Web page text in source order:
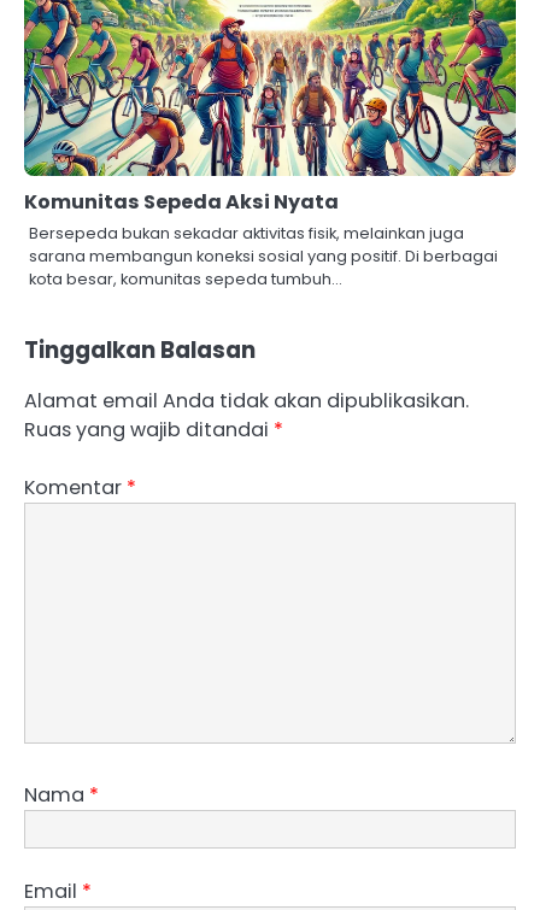
Komunitas Sepeda Aksi Nyata
Bersepeda bukan sekadar aktivitas fisik, melainkan juga
sarana membangun koneksi sosial yang positif. Di berbagai
kota besar, komunitas sepeda tumbuh…
Tinggalkan Balasan
Alamat email Anda tidak akan dipublikasikan.
Ruas yang wajib ditandai *
Komentar *
Nama *
Email *